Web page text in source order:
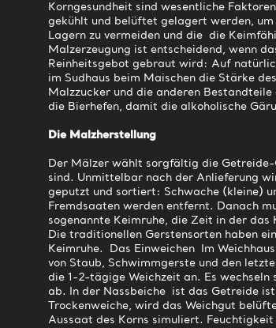
Korngesundheit sind wesentliche
gekühlt und belüftet gelagert werden,
Lagern zu vermeiden und die die
Malzerzeugung ist entscheidend, wenn
Reinheitsgebot gebraut wird: Auf
im Sudhaus beim Maischen die Stärke
Malzzucker und die anderen
die Bierhefen, damit die alkoholische
Die Malzherstellung
Der Mälzer wählt sorgfältig die Getreide-
sind. Unmittelbar nach der Anlieferung
geputzt und sortiert: Schwache (kleine)
Fremdsaaten werden entfernt. Danach
sogenannte Keimruhe, die Zeit in der das
Die traditionellen Gerstensorten haben
Keimruhe. Das Einweichen Im
von Staub, Schwimmgerste und den
die 1-2-tägige Weichzeit an. Es wechseln
ab. In der Nassbeiche ist das Getreide
Trockenweiche, wird das Weichgut
Aussaat des Korns simuliert.